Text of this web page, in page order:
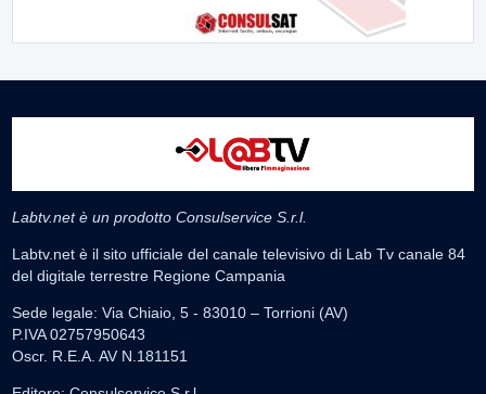
Labtv.net è un prodotto Consulservice S.r.l.
Labtv.net è il sito ufficiale del canale televisivo di Lab Tv canale 84
del digitale terrestre Regione Campania
Sede legale: Via Chiaio, 5 - 83010 – Torrioni (AV)
P.IVA 02757950643
Oscr. R.E.A. AV N.181151